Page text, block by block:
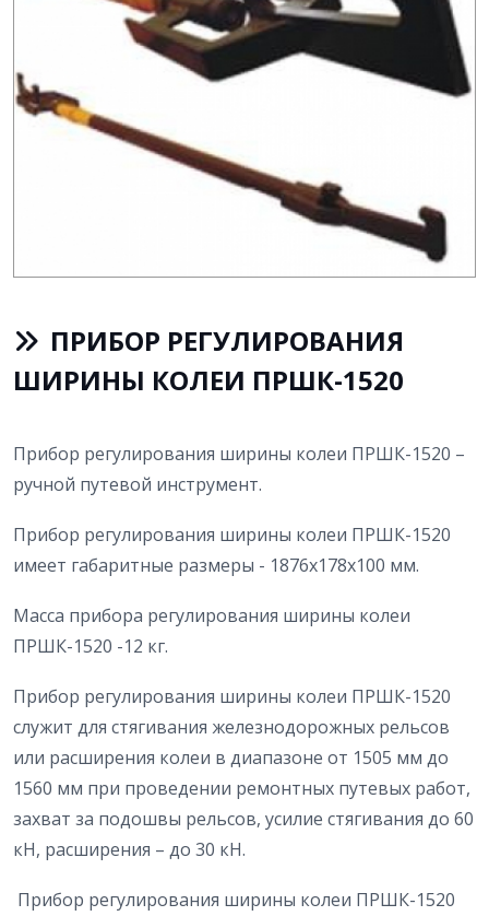
ПРИБОР РЕГУЛИРОВАНИЯ
ШИРИНЫ КОЛЕИ ПРШК-1520
Прибор регулирования ширины колеи ПРШК-1520 –
ручной путевой инструмент.
Прибор регулирования ширины колеи ПРШК-1520
имеет габаритные размеры - 1876x178x100 мм.
Масса прибора регулирования ширины колеи
ПРШК-1520 -12 кг.
Прибор регулирования ширины колеи ПРШК-1520
служит для стягивания железнодорожных рельсов
или расширения колеи в диапазоне от 1505 мм до
1560 мм при проведении ремонтных путевых работ,
захват за подошвы рельсов, усилие стягивания до 60
кН, расширения – до 30 кН.
Прибор регулирования ширины колеи ПРШК-1520